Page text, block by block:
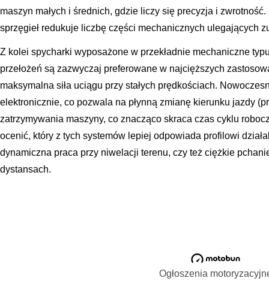
maszyn małych i średnich, gdzie liczy się precyzja i
sprzęgieł redukuje liczbę części mechanicznych ulegających
Z kolei spycharki wyposażone w przekładnie mechaniczne
przełożeń są zazwyczaj preferowane w najcięższych
maksymalna siła uciągu przy stałych prędkościach.
elektronicznie, co pozwala na płynną zmianę kierunku jazdy
zatrzymywania maszyny, co znacząco skraca czas cyklu
ocenić, który z tych systemów lepiej odpowiada profilowi
dynamiczna praca przy niwelacji terenu, czy też ciężkie
dystansach.
Ogłoszenia